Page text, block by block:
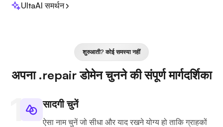
UltaAI समर्थन
शुरुआती? कोई समस्या नहीं
अपना .repair डोमेन चुनने की संपूर्ण मार्गदर्शिका
सादगी चुनें
ऐसा नाम चुनें जो सीधा और याद रखने योग्य हो ताकि ग्राहकों